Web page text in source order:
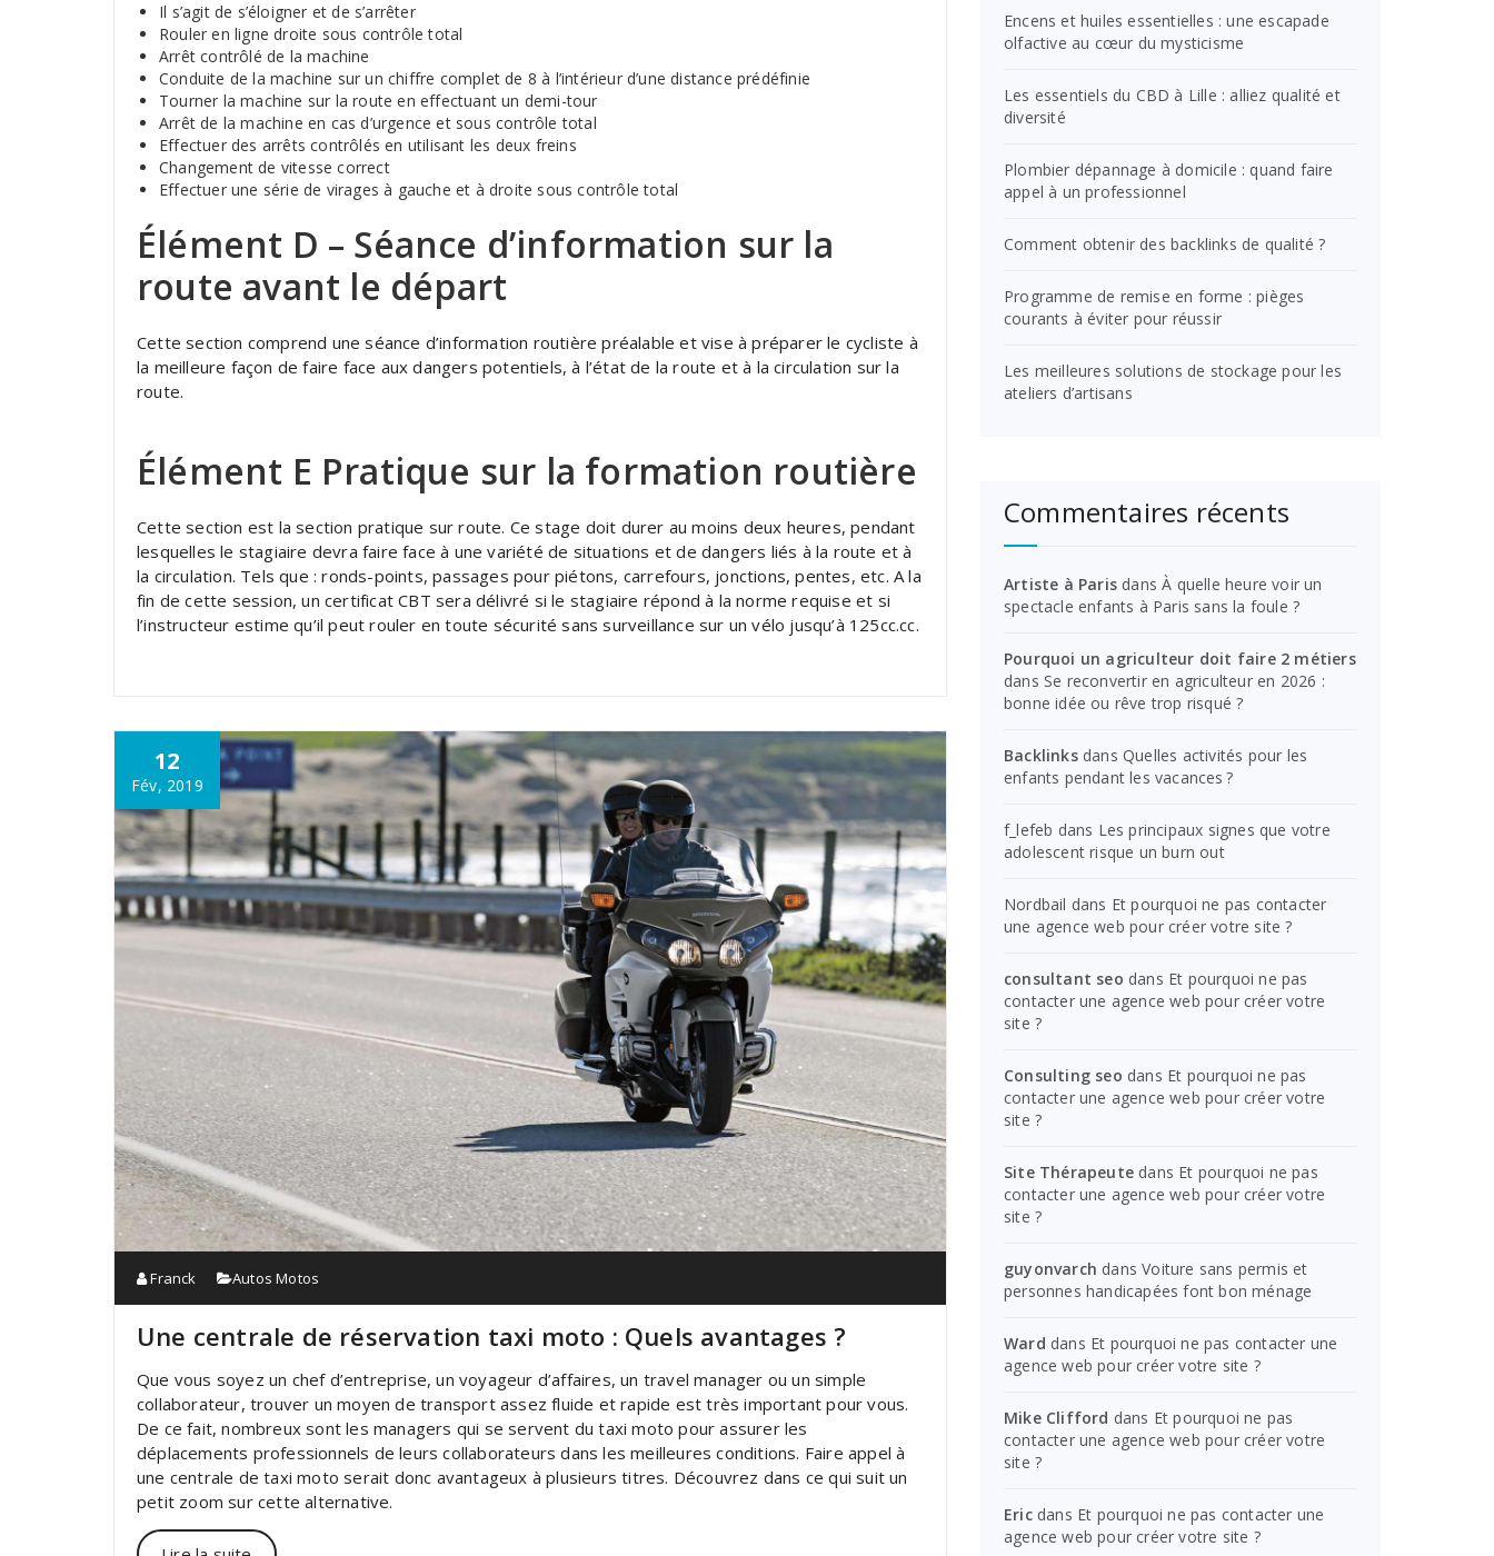
Il s’agit de s’éloigner et de s’arrêter
Rouler en ligne droite sous contrôle total
Arrêt contrôlé de la machine
Conduite de la machine sur un chiffre complet de 8 à l’intérieur d’une distance prédéfinie
Tourner la machine sur la route en effectuant un demi-tour
Arrêt de la machine en cas d’urgence et sous contrôle total
Effectuer des arrêts contrôlés en utilisant les deux freins
Changement de vitesse correct
Effectuer une série de virages à gauche et à droite sous contrôle total
Élément D – Séance d’information sur la
route avant le départ
Cette section comprend une séance d’information routière préalable et vise à préparer le cycliste à
la meilleure façon de faire face aux dangers potentiels, à l’état de la route et à la circulation sur la
route.
Élément E Pratique sur la formation routière
Cette section est la section pratique sur route. Ce stage doit durer au moins deux heures, pendant
lesquelles le stagiaire devra faire face à une variété de situations et de dangers liés à la route et à
la circulation. Tels que : ronds-points, passages pour piétons, carrefours, jonctions, pentes, etc. A la
fin de cette session, un certificat CBT sera délivré si le stagiaire répond à la norme requise et si
l’instructeur estime qu’il peut rouler en toute sécurité sans surveillance sur un vélo jusqu’à 125cc.cc.
12
Fév, 2019
Franck Autos Motos
Une centrale de réservation taxi moto : Quels avantages ?
Que vous soyez un chef d’entreprise, un voyageur d’affaires, un travel manager ou un simple
collaborateur, trouver un moyen de transport assez fluide et rapide est très important pour vous.
De ce fait, nombreux sont les managers qui se servent du taxi moto pour assurer les
déplacements professionnels de leurs collaborateurs dans les meilleures conditions. Faire appel à
une centrale de taxi moto serait donc avantageux à plusieurs titres. Découvrez dans ce qui suit un
petit zoom sur cette alternative.
Encens et huiles essentielles : une escapade
olfactive au cœur du mysticisme
Les essentiels du CBD à Lille : alliez qualité et
diversité
Plombier dépannage à domicile : quand faire
appel à un professionnel
Comment obtenir des backlinks de qualité ?
Programme de remise en forme : pièges
courants à éviter pour réussir
Les meilleures solutions de stockage pour les
ateliers d’artisans
Commentaires récents
Artiste à Paris dansÀ quelle heure voir un
spectacle enfants à Paris sans la foule ?
Pourquoi un agriculteur doit faire 2 métiers
dans Se reconvertir en agriculteur en 2026 :
bonne idée ou rêve trop risqué ?
BacklinksdansQuelles activités pour les
enfants pendant les vacances ?
f_lefeb dans Les principaux signes que votre
adolescent risque un burn out
Nordbail dans Et pourquoi ne pas contacter
une agence web pour créer votre site ?
consultant seo dans Et pourquoi ne pas
contacter une agence web pour créer votre
site ?
Consulting seo dans Et pourquoi ne pas
contacter une agence web pour créer votre
site ?
Site Thérapeute dans Et pourquoi ne pas
contacter une agence web pour créer votre
site ?
guyonvarch dansVoiture sans permis et
personnes handicapées font bon ménage
Ward dans Et pourquoi ne pas contacter une
agence web pour créer votre site ?
Mike Clifford dans Et pourquoi ne pas
contacter une agence web pour créer votre
site ?
Ericdans Et pourquoi ne pas contacter une
agence web pour créer votre site ?